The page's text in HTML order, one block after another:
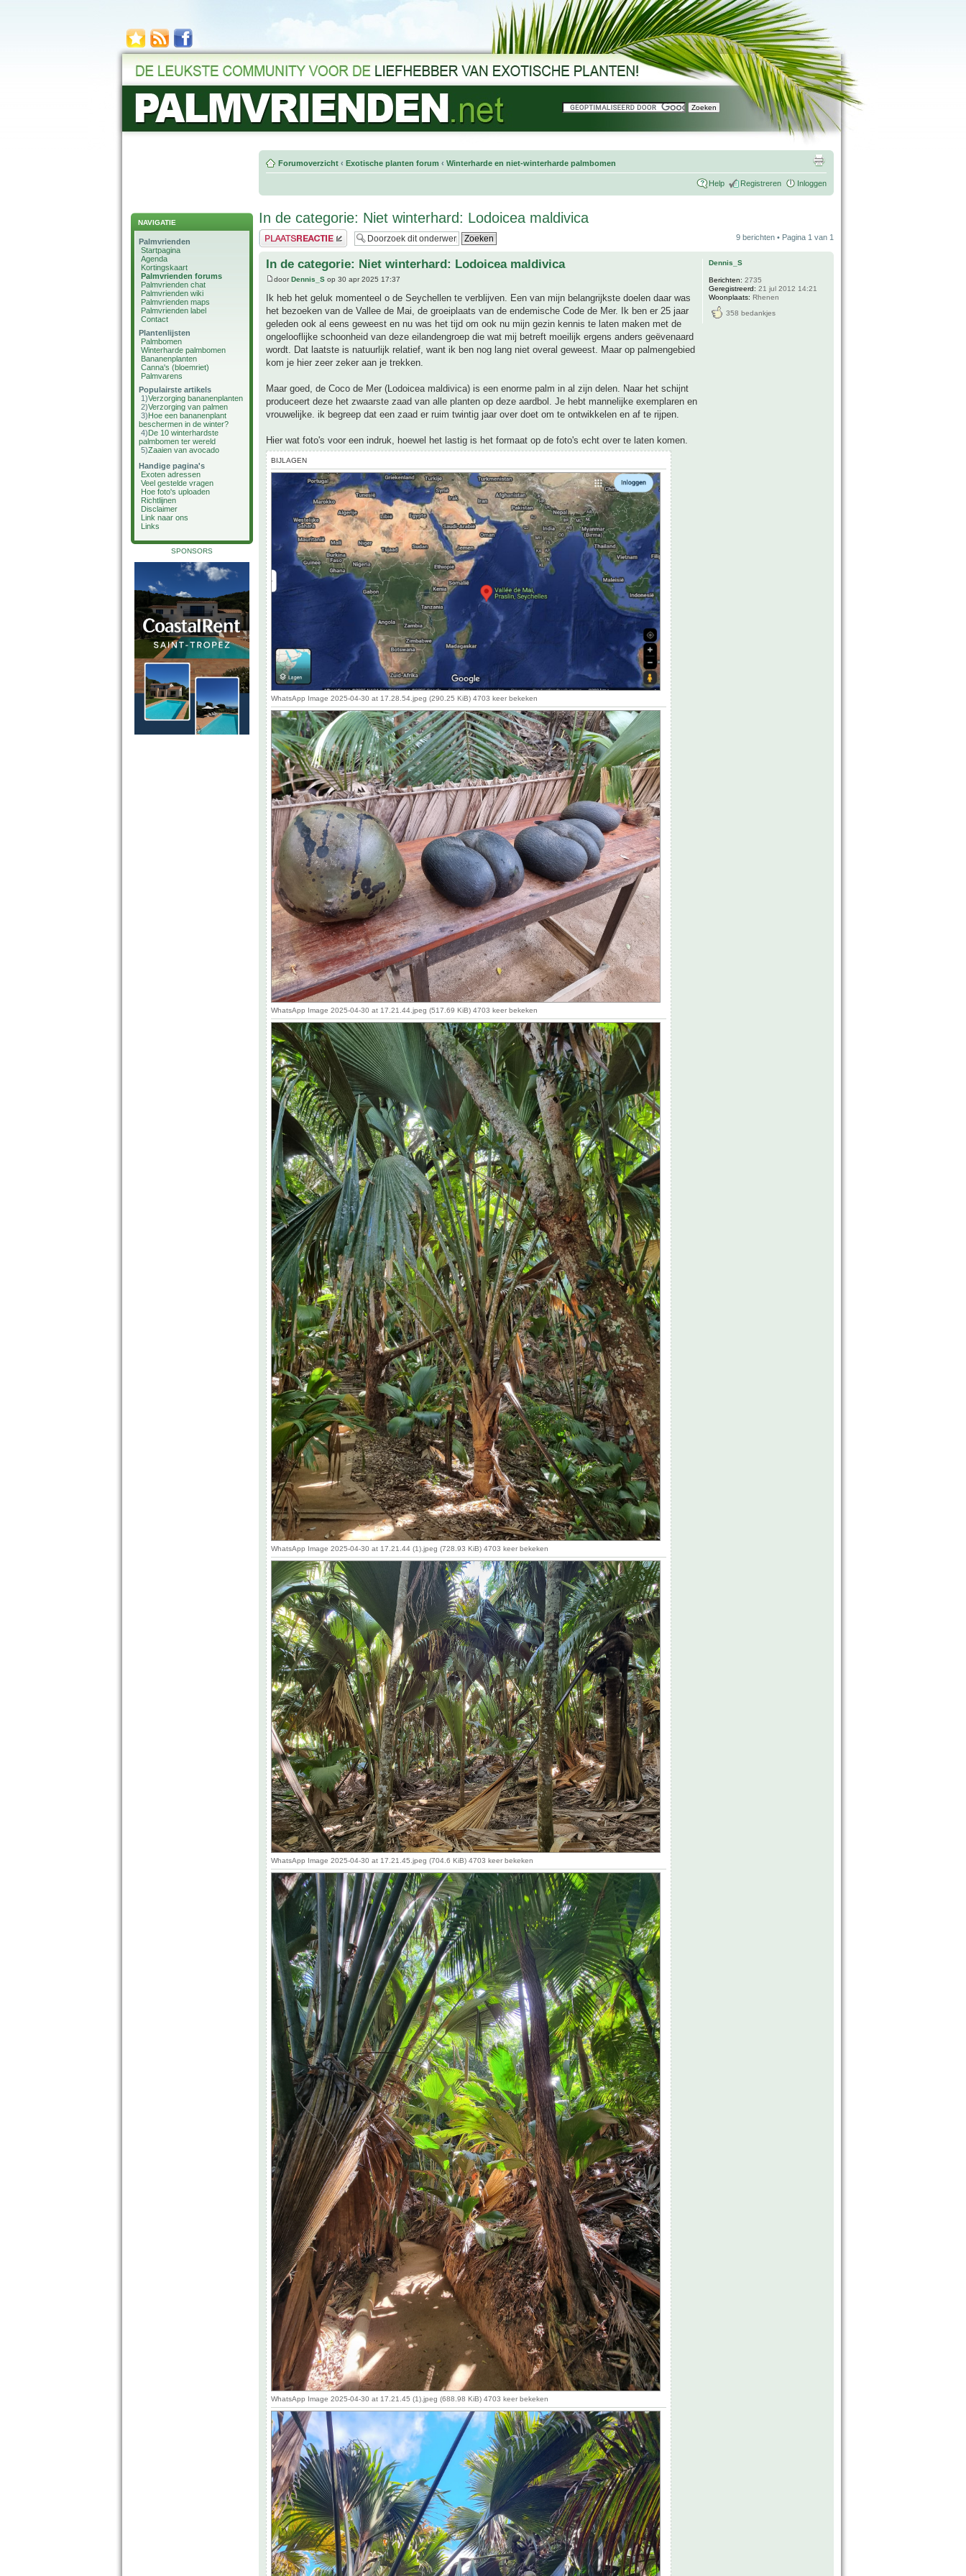
NAVIGATIE
Palmvrienden
Startpagina
Agenda
Kortingskaart
Palmvrienden forums
Palmvrienden chat
Palmvrienden wiki
Palmvrienden maps
Palmvrienden label
Contact
Plantenlijsten
Palmbomen
Winterharde palmbomen
Bananenplanten
Canna's (bloemriet)
Palmvarens
Populairste artikels
1)Verzorging bananenplanten
2)Verzorging van palmen
3)Hoe een bananenplant
beschermen in de winter?
4)De 10 winterhardste
palmbomen ter wereld
5)Zaaien van avocado
Handige pagina's
Exoten adressen
Veel gestelde vragen
Hoe foto's uploaden
Richtlijnen
Disclaimer
Link naar ons
Links
SPONSORS
Forumoverzicht ‹ Exotische planten forum ‹ Winterharde en niet-winterharde palmbomen
Help Registreren Inloggen
In de categorie: Niet winterhard: Lodoicea maldivica
Plaats een reactie 9 berichten • Pagina 1 van 1
In de categorie: Niet winterhard: Lodoicea maldivica
doorDennis_S op 30 apr 2025 17:37
Ik heb het geluk momenteel o de Seychellen te verblijven. Een van mijn belangrijkste doelen daar was
het bezoeken van de Vallee de Mai, de groeiplaats van de endemische Code de Mer. Ik ben er 25 jaar
geleden ook al eens geweest en nu was het tijd om ook nu mijn gezin kennis te laten maken met de
ongelooflijke schoonheid van deze eilandengroep die wat mij betreft moeilijk ergens anders geëvenaard
wordt. Dat laatste is natuurlijk relatief, want ik ben nog lang niet overal geweest. Maar op palmengebied
kom je hier zeer zeker aan je trekken.
Maar goed, de Coco de Mer (Lodoicea maldivica) is een enorme palm in al zijn delen. Naar het schijnt
produceert deze het zwaarste zaad van alle planten op deze aardbol. Je hebt mannelijke exemplaren en
vrouwelijke. ik begreep dat een zaad er ruim twintig jaar over doet om te ontwikkelen en af te rijpen.
Hier wat foto's voor een indruk, hoewel het lastig is het formaat op de foto's echt over te laten komen.
BIJLAGEN
WhatsApp Image 2025-04-30 at 17.28.54.jpeg (290.25 KiB) 4703 keer bekeken
WhatsApp Image 2025-04-30 at 17.21.44.jpeg (517.69 KiB) 4703 keer bekeken
WhatsApp Image 2025-04-30 at 17.21.44 (1).jpeg (728.93 KiB) 4703 keer bekeken
WhatsApp Image 2025-04-30 at 17.21.45.jpeg (704.6 KiB) 4703 keer bekeken
WhatsApp Image 2025-04-30 at 17.21.45 (1).jpeg (688.98 KiB) 4703 keer bekeken
Dennis_S
Berichten: 2735
Geregistreerd: 21 jul 2012 14:21
Woonplaats: Rhenen
358 bedankjes